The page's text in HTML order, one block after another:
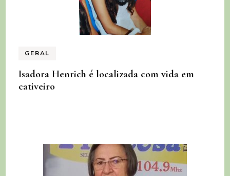
GERAL
Isadora Henrich é localizada com vida em
cativeiro